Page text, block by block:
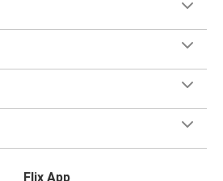
Flix App